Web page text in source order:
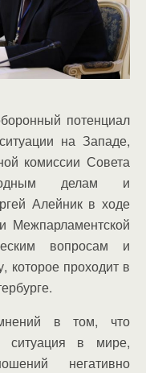
потенциал
на Западе,
комиссии Совета
делам и
Алейник в ходе
Межпарламентской
вопросам и
которое проходит в
в том, что
ситуация в мире,
негативно